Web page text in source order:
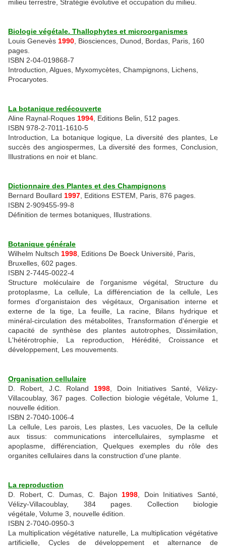
milieu terrestre, Stratégie évolutive et occupation du milieu.
Biologie végétale. Thallophytes et microorganismes
Louis Genevès 1990 , Biosciences, Dunod, Bordas, Paris, 160
pages.
ISBN 2-04-019868-7
Introduction, Algues, Myxomycètes, Champignons, Lichens,
Procaryotes.
La botanique redécouverte
Aline Raynal-Roques 1994 , Editions Belin, 512 pages.
ISBN 978-2-7011-1610-5
Introduction, La botanique logique, La diversité des plantes, Le
succès des angiospermes, La diversité des formes, Conclusion,
Illustrations en noir et blanc.
Dictionnaire des Plantes et des Champignons
Bernard Boullard 1997 , Editions ESTEM, Paris, 876 pages.
ISBN 2-909455-99-8
Définition de termes botaniques, Illustrations.
Botanique générale
Wilhelm Nultsch 1998 , Editions De Boeck Université, Paris,
Bruxelles, 602 pages.
ISBN 2-7445-0022-4
Structure moléculaire de l'organisme végétal, Structure du
protoplasme, La cellule, La différenciation de la cellule, Les
formes d'organistaion des végétaux, Organisation interne et
externe de la tige, La feuille, La racine, Bilans hydrique et
minéral-circulation des métabolites, Transformation d'énergie et
capacité de synthèse des plantes autotrophes, Dissimilation,
L'hétérotrophie, La reproduction, Hérédité, Croissance et
développement, Les mouvements.
Organisation cellulaire
D. Robert, J.C. Roland 1998 , Doin Initiatives Santé, Vélizy-
Villacoublay, 367 pages. Collection biologie végétale, Volume 1,
nouvelle édition.
ISBN 2-7040-1006-4
La cellule, Les parois, Les plastes, Les vacuoles, De la cellule
aux tissus: communications intercellulaires, symplasme et
apoplasme, différenciation, Quelques exemples du rôle des
organites cellulaires dans la construction d'une plante.
La reproduction
D. Robert, C. Dumas, C. Bajon 1998 , Doin Initiatives Santé,
Vélizy-Villacoublay, 384 pages. Collection biologie
végétale, Volume 3, nouvelle édition.
ISBN 2-7040-0950-3
La multiplication végétative naturelle, La multiplication végétative
artificielle, Cycles de développement et alternance de